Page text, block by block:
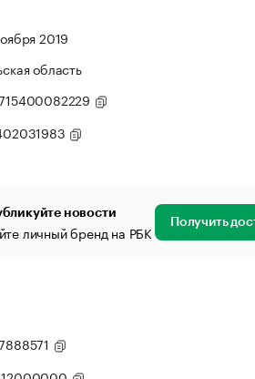
2019
область
новости
личный бренд на РБК Получить